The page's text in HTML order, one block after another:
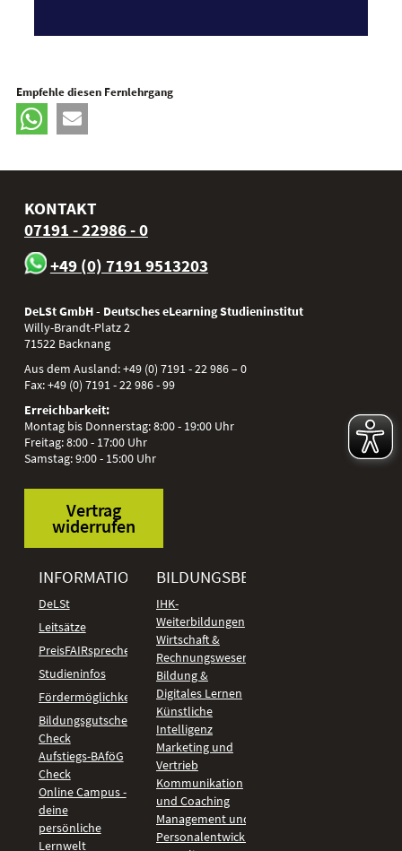
Empfehle diesen Fernlehrgang
KONTAKT
07191 - 22986 - 0
+49 (0) 7191 9513203
DeLSt GmbH - Deutsches eLearning Studieninstitut
Willy-Brandt-Platz 2
71522 Backnang
Aus dem Ausland:+49 (0) 7191 - 22 986 – 0
Fax:+49 (0) 7191 - 22 986 - 99
Erreichbarkeit:
Montag bis Donnerstag: 8:00 - 19:00 Uhr
Freitag: 8:00 - 17:00 Uhr
Samstag: 9:00 - 15:00 Uhr
Vertrag
widerrufen
INFORMATIONEN
DeLSt
Leitsätze
PreisFAIRsprechen
Studieninfos
Fördermöglichkeiten
Bildungsgutschein
Check
Aufstiegs-BAföG
Check
Online Campus -
deine
persönliche
Lernwelt
BILDUNGSBEREICHE
IHK-
Weiterbildungen
Wirtschaft &
Rechnungswesen
Bildung &
Digitales Lernen
Künstliche
Intelligenz
Marketing und
Vertrieb
Kommunikation
und Coaching
Management und
Personalentwicklung